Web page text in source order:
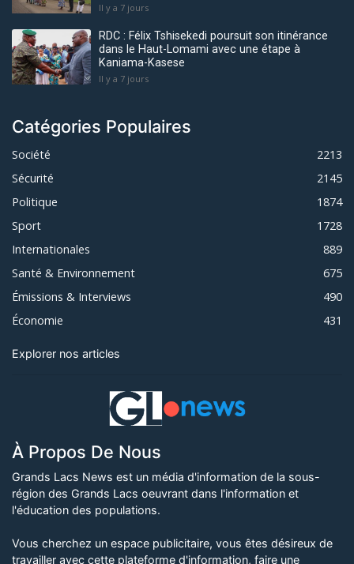
Il y a 7 jours
RDC : Félix Tshisekedi poursuit son itinérance
dans le Haut-Lomami avec une étape à
Kaniama-Kasese
Il y a 7 jours
Catégories Populaires
Société
2213
Sécurité
2145
Politique
1874
Sport
1728
Internationales
889
Santé & Environnement
675
Émissions & Interviews
490
Économie
431
Explorer nos articles
À Propos De Nous
Grands Lacs News est un média d'information de la sous-
région des Grands Lacs oeuvrant dans l'information et
l'éducation des populations.
Vous cherchez un espace publicitaire, vous êtes désireux de
travailler avec cette plateforme d'information, faire une